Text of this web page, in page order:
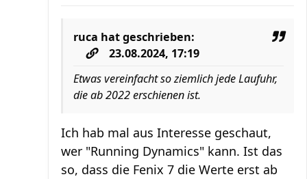
ruca hat geschrieben:
23.08.2024, 17:19
Etwas vereinfacht so ziemlich jede Laufuhr,
die ab 2022 erschienen ist.
Ich hab mal aus Interesse geschaut,
wer "Running Dynamics" kann. Ist das
so, dass die Fenix 7 die Werte erst ab